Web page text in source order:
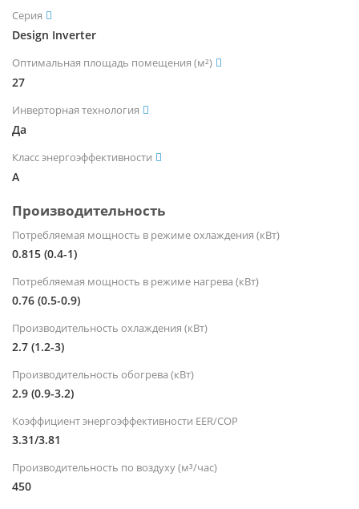
Серия
Design Inverter
Оптимальная площадь помещения (м²)
27
Инверторная технология
Да
Класс энергоэффективности
A
Производительность
Потребляемая мощность в режиме охлаждения (кВт)
0.815 (0.4-1)
Потребляемая мощность в режиме нагрева (кВт)
0.76 (0.5-0.9)
Производительность охлаждения (кВт)
2.7 (1.2-3)
Производительность обогрева (кВт)
2.9 (0.9-3.2)
Коэффициент энергоэффективности EER/COP
3.31/3.81
Производительность по воздуху (м³/час)
450